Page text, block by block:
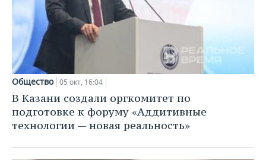
Общество 05 окт, 16:04
В Казани создали оргкомитет по
подготовке к форуму «Аддитивные
технологии — новая реальность»